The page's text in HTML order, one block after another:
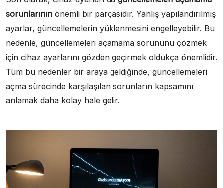
sorunlarının önemli bir parçasıdır. Yanlış yapılandırılmış
ayarlar, güncellemelerin yüklenmesini engelleyebilir. Bu
nedenle, güncellemeleri açamama sorununu çözmek
için cihaz ayarlarını gözden geçirmek oldukça önemlidir.
Tüm bu nedenler bir araya geldiğinde, güncellemeleri
açma sürecinde karşılaşılan sorunların kapsamını
anlamak daha kolay hale gelir.